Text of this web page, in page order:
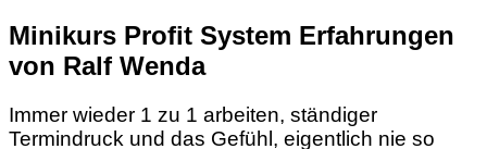
Minikurs Profit System Erfahrungen
von Ralf Wenda
Immer wieder 1 zu 1 arbeiten, ständiger
Termindruck und das Gefühl, eigentlich nie so